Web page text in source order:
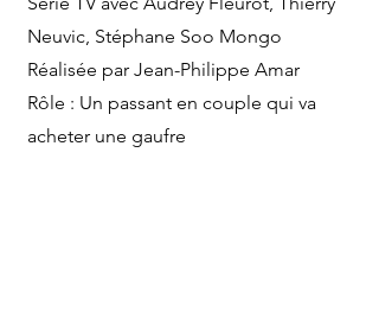
Neuvic, Stéphane Soo Mongo
Réalisée par Jean-Philippe Amar
Rôle : Un passant en couple qui va
acheter une gaufre